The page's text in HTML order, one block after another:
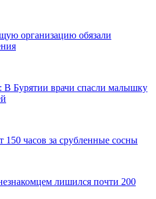
организацию обязали
В Бурятии врачи спасли малышку
150 часов за срубленные сосны
лишился почти 200